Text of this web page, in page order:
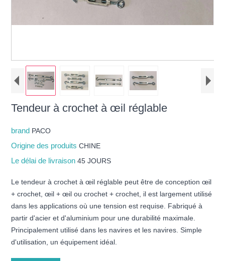
Tendeur à crochet à œil réglable
brand PACO
Origine des produitsCHINE
Le délai de livraison45 JOURS
Le tendeur à crochet à œil réglable peut être de conception œil
+ crochet, œil + œil ou crochet + crochet, il est largement utilisé
dans les applications où une tension est requise. Fabriqué à
partir d'acier et d'aluminium pour une durabilité maximale.
Principalement utilisé dans les navires et les navires. Simple
d'utilisation, un équipement idéal.